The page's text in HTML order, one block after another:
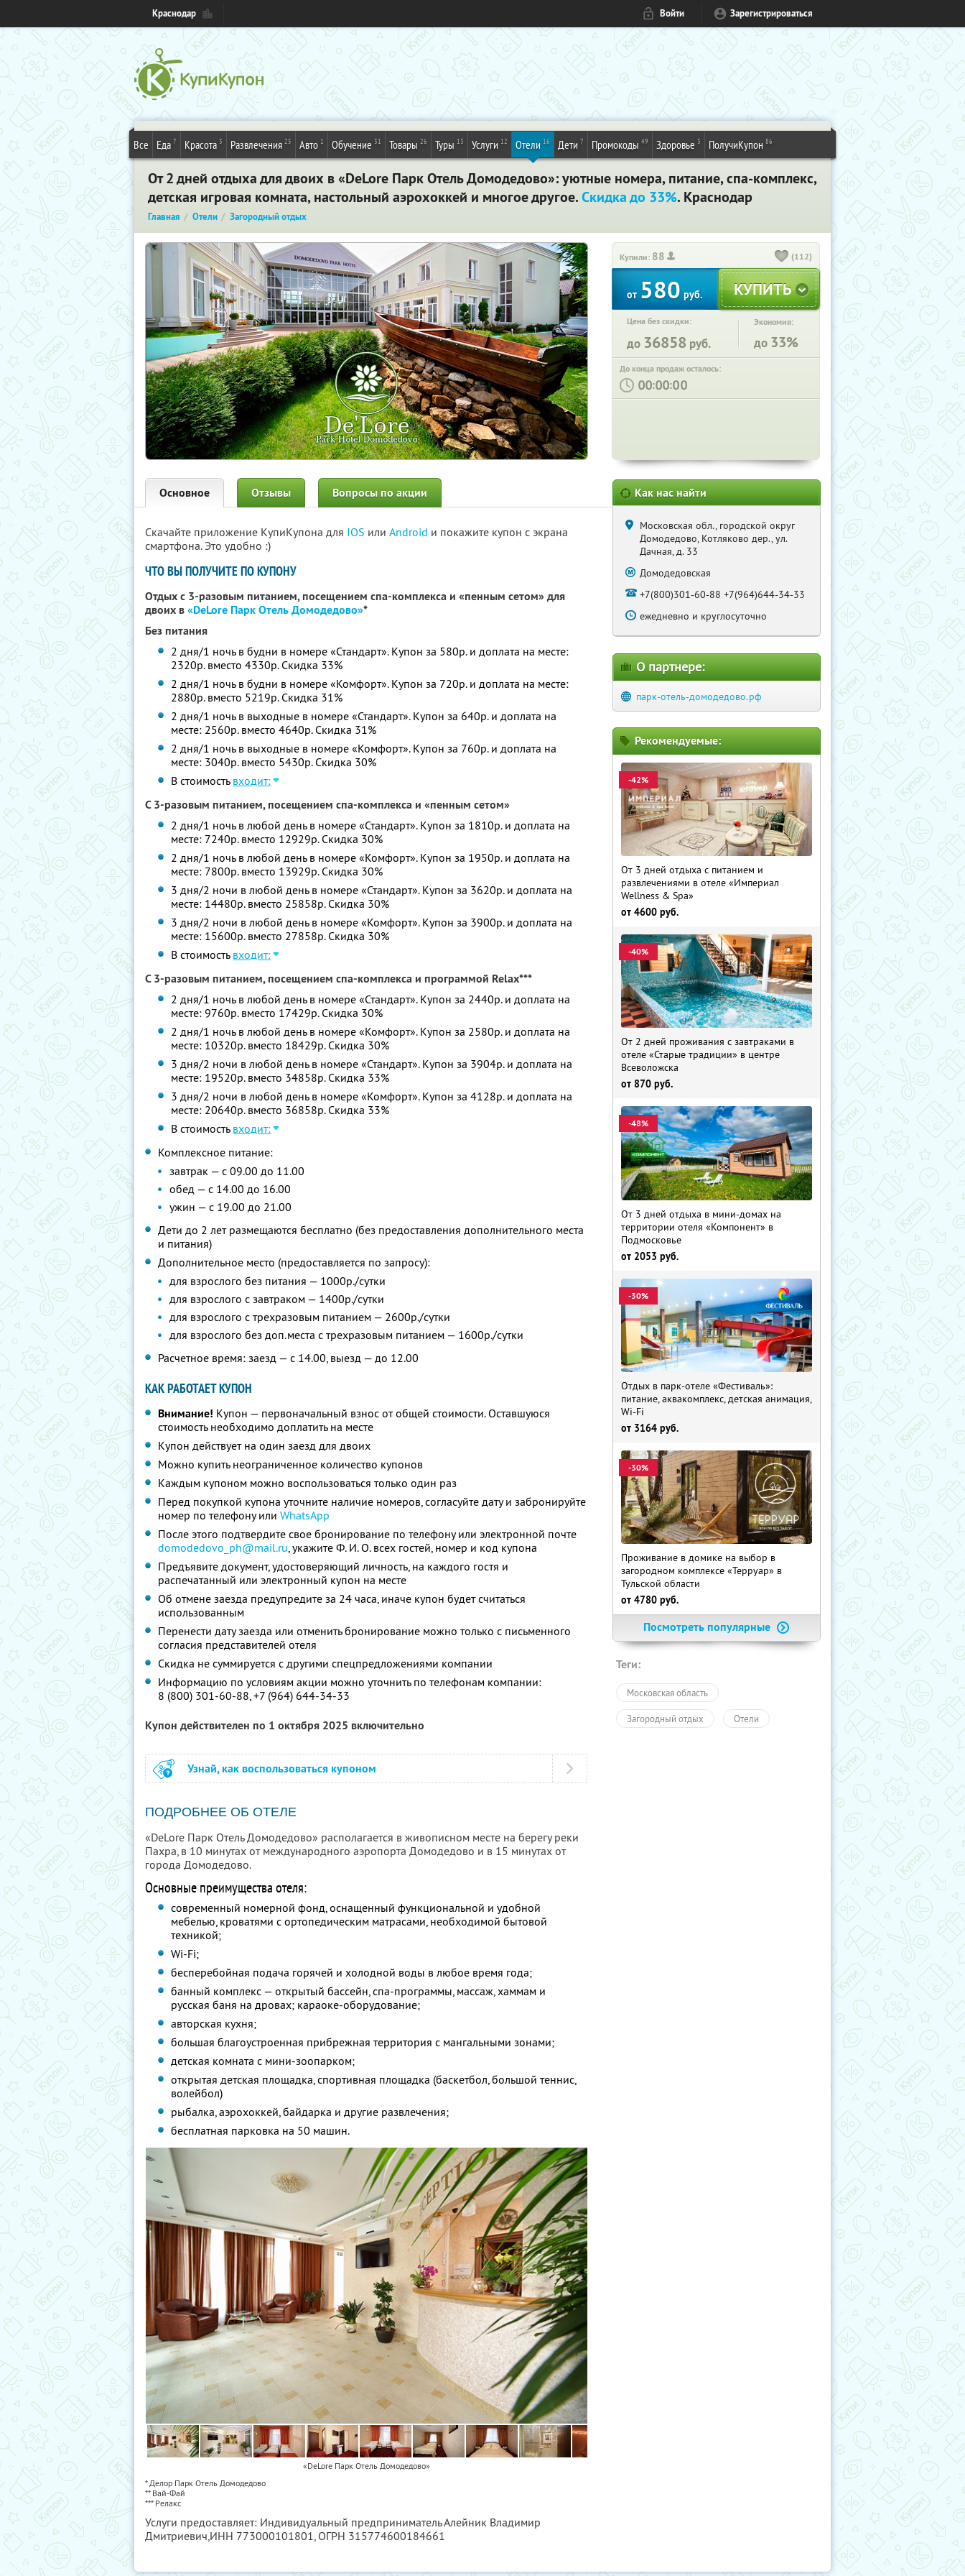
Краснодар Войти Зарегистрироваться
Все Еда 7 Красота 3 Развлечения 25 Авто 1 Обучение 31 Товары 26 Туры 13 Услуги 12 Отели 16 Дети 7 Промокоды 49 Здоровье 3 ПолучиКупон 86
От 2 дней отдыха для двоих в «DeLore Парк Отель Домодедово»: уютные номера, питание, спа-комплекс,
детская игровая комната, настольный аэрохоккей и многое другое.Скидка до 33%. Краснодар
Главная Отели Загородный отдых
Купили: 88 (112)
от580руб.
Цена без скидки:
до 36858 руб.
Экономия:
до 33%
До конца продаж осталось:
: :
Основное Отзывы Вопросы по акции
Скачайте приложение КупиКупона для IOS или Android и покажите купон с экрана
смартфона. Это удобно :)
ЧТО ВЫ ПОЛУЧИТЕ ПО КУПОНУ
Отдых с 3-разовым питанием, посещением спа-комплекса и «пенным сетом» для
двоих в«DeLore Парк Отель Домодедово»*
Без питания
2 дня/1 ночь в будни в номере «Стандарт». Купон за 580р. и доплата на месте:
2320р. вместо 4330р. Скидка 33%
2 дня/1 ночь в будни в номере «Комфорт». Купон за 720р. и доплата на месте:
2880р. вместо 5219р. Скидка 31%
2 дня/1 ночь в выходные в номере «Стандарт». Купон за 640р. и доплата на
месте: 2560р. вместо 4640р. Скидка 31%
2 дня/1 ночь в выходные в номере «Комфорт». Купон за 760р. и доплата на
месте: 3040р. вместо 5430р. Скидка 30%
В стоимость входит:
С 3-разовым питанием, посещением спа-комплекса и «пенным сетом»
2 дня/1 ночь в любой день в номере «Стандарт». Купон за 1810р. и доплата на
месте: 7240р. вместо 12929р. Скидка 30%
2 дня/1 ночь в любой день в номере «Комфорт». Купон за 1950р. и доплата на
месте: 7800р. вместо 13929р. Скидка 30%
3 дня/2 ночи в любой день в номере «Стандарт». Купон за 3620р. и доплата на
месте: 14480р. вместо 25858р. Скидка 30%
3 дня/2 ночи в любой день в номере «Комфорт». Купон за 3900р. и доплата на
месте: 15600р. вместо 27858р. Скидка 30%
В стоимость входит:
С 3-разовым питанием, посещением спа-комплекса и программой Relax***
2 дня/1 ночь в любой день в номере «Стандарт». Купон за 2440р. и доплата на
месте: 9760р. вместо 17429р. Скидка 30%
2 дня/1 ночь в любой день в номере «Комфорт». Купон за 2580р. и доплата на
месте: 10320р. вместо 18429р. Скидка 30%
3 дня/2 ночи в любой день в номере «Стандарт». Купон за 3904р. и доплата на
месте: 19520р. вместо 34858р. Скидка 33%
3 дня/2 ночи в любой день в номере «Комфорт». Купон за 4128р. и доплата на
месте: 20640р. вместо 36858р. Скидка 33%
В стоимость входит:
Комплексное питание:
завтрак — с 09.00 до 11.00
обед — с 14.00 до 16.00
ужин — с 19.00 до 21.00
Дети до 2 лет размещаются бесплатно (без предоставления дополнительного места
и питания)
Дополнительное место (предоставляется по запросу):
для взрослого без питания — 1000р./сутки
для взрослого с завтраком — 1400р./сутки
для взрослого с трехразовым питанием — 2600р./сутки
для взрослого без доп.места с трехразовым питанием — 1600р./сутки
Расчетное время: заезд — с 14.00, выезд — до 12.00
КАК РАБОТАЕТ КУПОН
Внимание! Купон — первоначальный взнос от общей стоимости. Оставшуюся
стоимость необходимо доплатить на месте
Купон действует на один заезд для двоих
Можно купить неограниченное количество купонов
Каждым купоном можно воспользоваться только один раз
Перед покупкой купона уточните наличие номеров, согласуйте дату и забронируйте
номер по телефону или WhatsApp
После этого подтвердите свое бронирование по телефону или электронной почте
domodedovo_ph@mail.ru,укажите Ф. И. О.всех гостей, номер и код купона
Предъявите документ, удостоверяющий личность, на каждого гостя и
распечатанный или электронный купон на месте
Об отмене заезда предупредите за 24 часа, иначе купон будет считаться
использованным
Перенести дату заезда или отменить бронирование можно только с письменного
согласия представителей отеля
Скидка не суммируется с другими спецпредложениями компании
Информацию по условиям акции можно уточнить по телефонам компании:
8 (800) 301-60-88, +7 (964) 644-34-33
Купон действителен по 1 октября 2025 включительно
Узнай, как воспользоваться купоном
ПОДРОБНЕЕ ОБ ОТЕЛЕ
«DeLore Парк Отель Домодедово» располагается в живописном месте на берегу реки
Пахра, в 10 минутах от международного аэропорта Домодедово и в 15 минутах от
города Домодедово.
Основные преимущества отеля:
современный номерной фонд, оснащенный функциональной и удобной
мебелью, кроватями с ортопедическим матрасами, необходимой бытовой
техникой;
Wi-Fi;
бесперебойная подача горячей и холодной воды в любое время года;
банный комплекс — открытый бассейн, спа-программы, массаж, хаммам и
русская баня на дровах; караоке-оборудование;
авторская кухня;
большая благоустроенная прибрежная территория с мангальными зонами;
детская комната с мини-зоопарком;
открытая детская площадка, спортивная площадка (баскетбол, большой теннис,
волейбол)
рыбалка, аэрохоккей, байдарка и другие развлечения;
бесплатная парковка на 50 машин.
«DeLore Парк Отель Домодедово»
* Делор Парк Отель Домодедово
** Вай-Фай
*** Релакс
Услуги предоставляет: Индивидуальный предприниматель Алейник Владимир
Дмитриевич,ИНН 773000101801, ОГРН 315774600184661
Как нас найти
Московская обл., городской округ
Домодедово, Котляково дер., ул.
Дачная, д. 33
Домодедовская
+7(800)301-60-88 +7(964)644-34-33
ежедневно и круглосуточно
О партнере:
парк-отель-домодедово.рф
Рекомендуемые:
-42%
От 3 дней отдыха с питанием и
развлечениями в отеле «Империал
Wellness & Spa»
от 4600 руб.
-40%
От 2 дней проживания с завтраками в
отеле «Старые традиции» в центре
Всеволожска
от 870 руб.
-48%
От 3 дней отдыха в мини-домах на
территории отеля «Компонент» в
Подмосковье
от 2053 руб.
-30%
Отдых в парк-отеле «Фестиваль»:
питание, аквакомплекс, детская анимация,
Wi-Fi
от 3164 руб.
-30%
Проживание в домике на выбор в
загородном комплексе «Терруар» в
Тульской области
от 4780 руб.
Посмотреть популярные
Теги:
Московская область
Загородный отдых Отели